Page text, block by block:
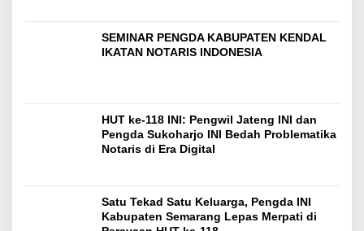
SEMINAR PENGDA KABUPATEN KENDAL
IKATAN NOTARIS INDONESIA
HUT ke-118 INI: Pengwil Jateng INI dan
Pengda Sukoharjo INI Bedah Problematika
Notaris di Era Digital
Satu Tekad Satu Keluarga, Pengda INI
Kabupaten Semarang Lepas Merpati di